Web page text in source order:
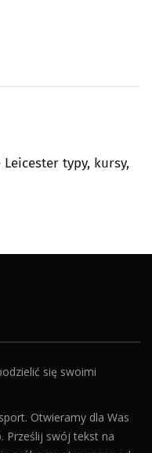
Leicester typy, kursy,
się swoimi
Otwieramy dla Was
Prześlij swój tekst na